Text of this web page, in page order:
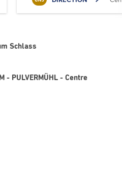
Schlass
- PULVERMÜHL - Centre